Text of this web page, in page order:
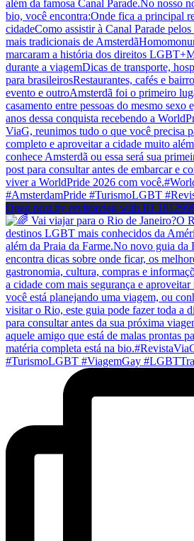
Open post by revistaviag with ID